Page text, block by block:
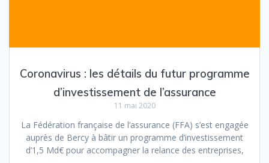
Coronavirus : les détails du futur programme
d’investissement de l’assurance
11 mai 2020
La Fédération française de l’assurance (FFA) s’est engagée
auprès de Bercy à bâtir un programme d’investissement
d’1,5 Md€ pour accompagner la relance des entreprises,